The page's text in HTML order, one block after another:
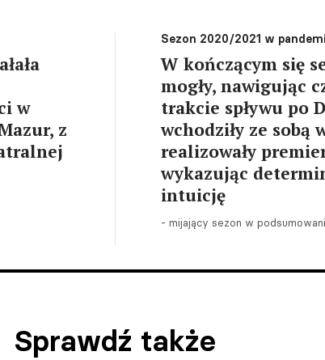
w
z
Sezon 2020/2021 w
W kończącym się
mogły, nawigując
trakcie spływu po
wchodziły ze
realizowały
wykazując
intuicję
- mijający sezon w
Sprawdź także